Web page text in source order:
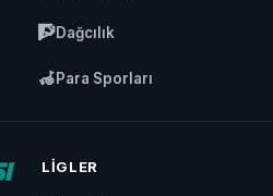
🧗Dağcılık
🦽Para Sporları
LIGLER